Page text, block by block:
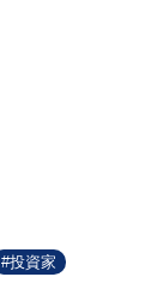
#投資家